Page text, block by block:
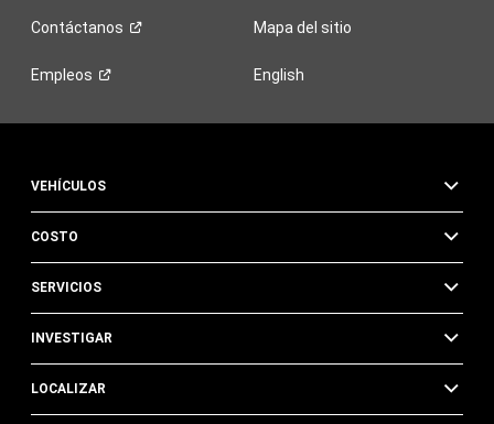
Contáctanos Mapa del sitio
Empleos English
VEHÍCULOS
COSTO
SERVICIOS
INVESTIGAR
LOCALIZAR